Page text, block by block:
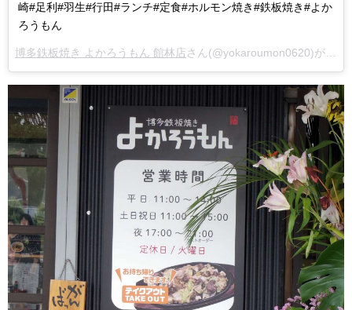
崎#足利#羽生#行田#ランチ#定食#ホルモン焼き#鉄板焼き#よか
ろうもん
博多鉄板焼き よかろうもん 館林店さん(@yokaroumon0620)がシェアした投稿 –